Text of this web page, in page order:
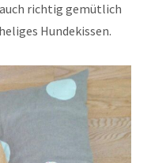
richtig gemütlich
Hundekissen.